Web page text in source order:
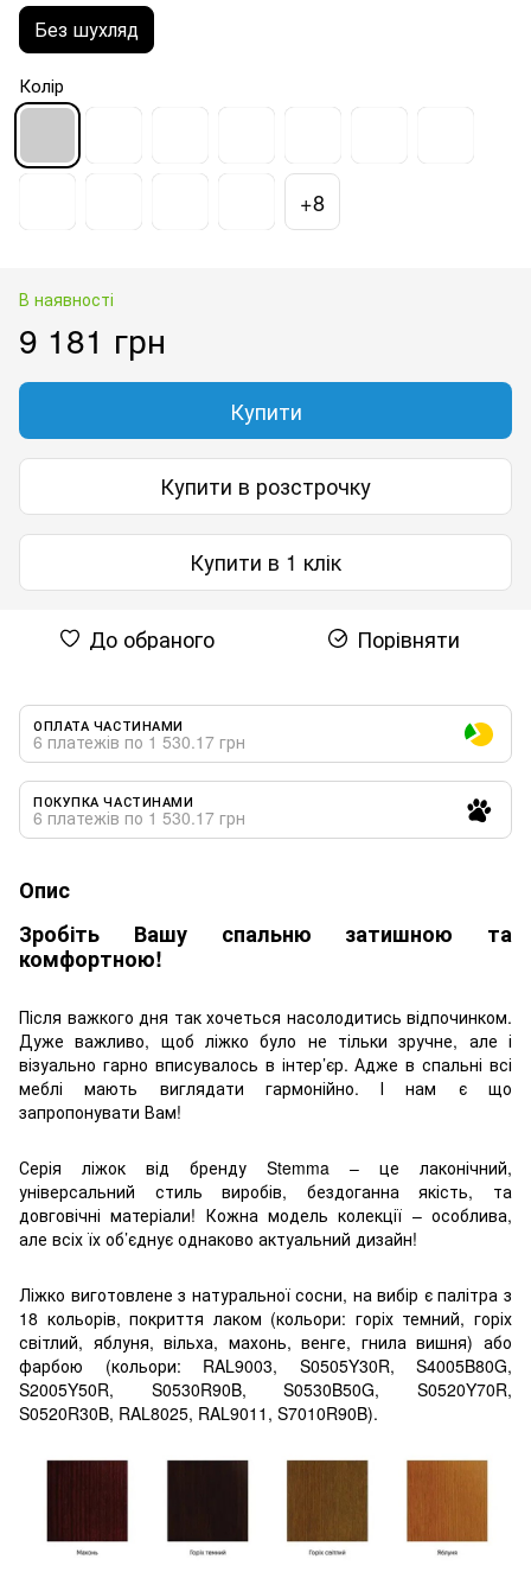
Без шухляд
Колір
+8
В наявності
9 181 грн
Купити
Купити в розстрочку
Купити в 1 клік
До обраного Порівняти
ОПЛАТА ЧАСТИНАМИ
6 платежів по 1 530.17 грн
ПОКУПКА ЧАСТИНАМИ
6 платежів по 1 530.17 грн
Опис
Зробіть Вашу спальню затишною та
комфортною!
Після важкого дня так хочеться насолодитись відпочинком.
Дуже важливо, щоб ліжко було не тільки зручне, але і
візуально гарно вписувалось в інтер’єр. Адже в спальні всі
меблі мають виглядати гармонійно. І нам є що
запропонувати Вам!
Серія ліжок від бренду Stemma – це лаконічний,
універсальний стиль виробів, бездоганна якість, та
довговічні матеріали! Кожна модель колекції – особлива,
але всіх їх об’єднує однаково актуальний дизайн!
Ліжко виготовлене з натуральної сосни, на вибір є палітра з
18 кольорів, покриття лаком (кольори: горіх темний, горіх
світлий, яблуня, вільха, махонь, венге, гнила вишня) або
фарбою (кольори: RAL9003, S0505Y30R, S4005B80G,
S2005Y50R, S0530R90B, S0530B50G, S0520Y70R,
S0520R30B, RAL8025, RAL9011, S7010R90B).